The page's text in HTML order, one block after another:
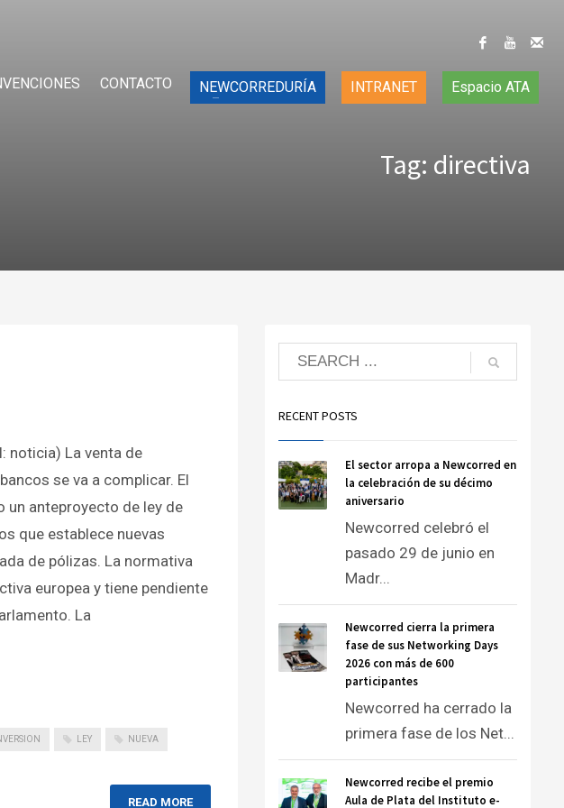
CONTACTO NEWCORREDURÍA INTRANET Espacio ATA
Tag: directiva
noticia) La venta de
se va a complicar. El
un anteproyecto de ley de
que establece nuevas
de pólizas. La normativa
europea y tiene pendiente
La
LEY NUEVA
READ MORE
RECENT POSTS
El sector arropa a Newcorred en
la celebración de su décimo
aniversario
Newcorred celebró el
pasado 29 de junio en
Madr...
Newcorred cierra la primera
fase de sus Networking Days
2026 con más de 600
participantes
Newcorred ha cerrado la
primera fase de los Net...
Newcorred recibe el premio
Aula de Plata del Instituto e-